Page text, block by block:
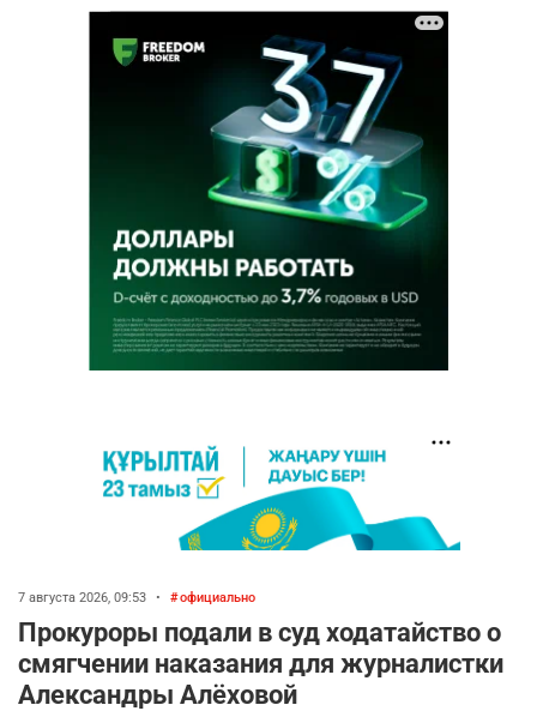
7 августа 2026, 09:53 • официально
Прокуроры подали в суд ходатайство о
смягчении наказания для журналистки
Александры Алёховой